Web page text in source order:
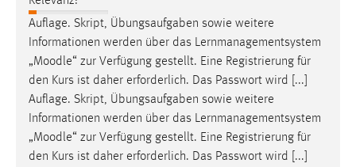
Auflage. Skript, Übungsaufgaben sowie weitere
Informationen werden über das Lernmanagementsystem
„Moodle“ zur Verfügung gestellt. Eine Registrierung für
den Kurs ist daher erforderlich. Das Passwort wird [...]
Auflage. Skript, Übungsaufgaben sowie weitere
Informationen werden über das Lernmanagementsystem
„Moodle“ zur Verfügung gestellt. Eine Registrierung für
den Kurs ist daher erforderlich. Das Passwort wird [...]